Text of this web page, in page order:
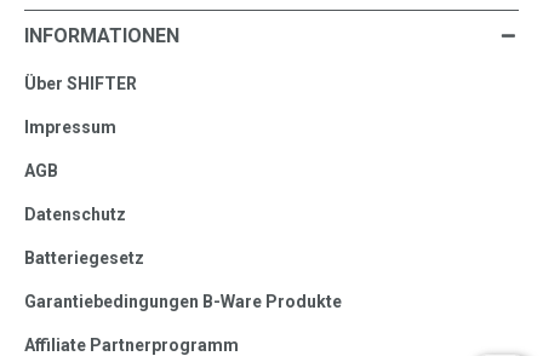
INFORMATIONEN
Über SHIFTER
Impressum
AGB
Datenschutz
Batteriegesetz
Garantiebedingungen B-Ware Produkte
Affiliate Partnerprogramm